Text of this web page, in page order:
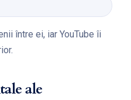
între ei, iar YouTube îi
ale